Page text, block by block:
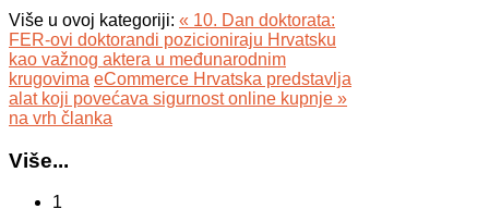
Više u ovoj kategoriji: « 10. Dan doktorata:
FER-ovi doktorandi pozicioniraju Hrvatsku
kao važnog aktera u međunarodnim
krugovima eCommerce Hrvatska predstavlja
alat koji povećava sigurnost online kupnje »
na vrh članka
Više...
1